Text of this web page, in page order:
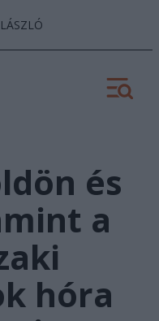
és
a
hóra